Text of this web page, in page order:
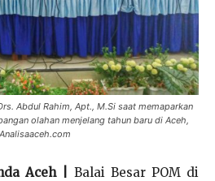
Abdul Rahim, Apt., M.Si saat memaparkan
olahan menjelang tahun baru di Aceh,
Aceh |
Balai Besar POM di